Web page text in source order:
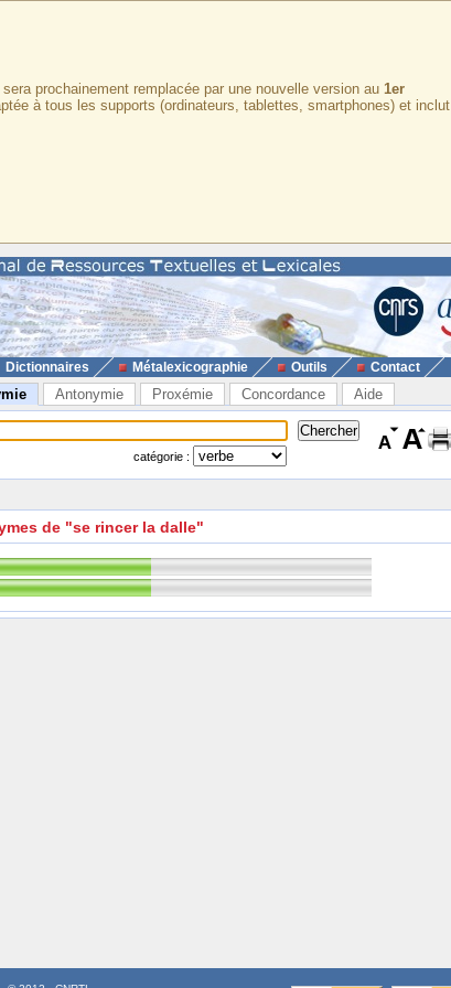
prochainement remplacée par une nouvelle version au 1er
à tous les supports (ordinateurs, tablettes, smartphones) et inclut
Dictionnaires Métalexicographie Outils Contact
Antonymie Proxémie Concordance Aide
catégorie :
de "se rincer la dalle"